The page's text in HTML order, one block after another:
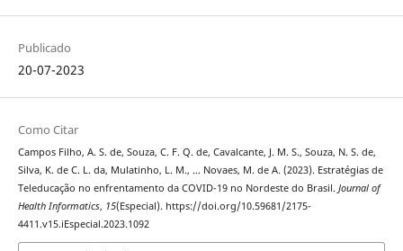
Publicado
20-07-2023
Como Citar
Campos Filho, A. S. de, Souza, C. F. Q. de, Cavalcante, J. M. S., Souza, N. S. de,
Silva, K. de C. L. da, Mulatinho, L. M., … Novaes, M. de A. (2023). Estratégias de
Teleducação no enfrentamento da COVID-19 no Nordeste do Brasil. Journal of
Health Informatics, 15(Especial). https://doi.org/10.59681/2175-
4411.v15.iEspecial.2023.1092